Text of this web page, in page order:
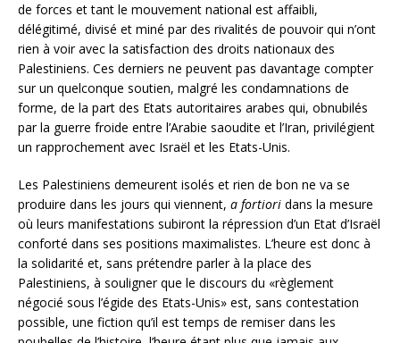
de forces et tant le mouvement national est affaibli,
délégitimé, divisé et miné par des rivalités de pouvoir qui n’ont
rien à voir avec la satisfaction des droits nationaux des
Palestiniens. Ces derniers ne peuvent pas davantage compter
sur un quelconque soutien, malgré les condamnations de
forme, de la part des Etats autoritaires arabes qui, obnubilés
par la guerre froide entre l’Arabie saoudite et l’Iran, privilégient
un rapprochement avec Israël et les Etats-Unis.
Les Palestiniens demeurent isolés et rien de bon ne va se
produire dans les jours qui viennent, a fortiori dans la mesure
où leurs manifestations subiront la répression d’un Etat d’Israël
conforté dans ses positions maximalistes. L’heure est donc à
la solidarité et, sans prétendre parler à la place des
Palestiniens, à souligner que le discours du «règlement
négocié sous l’égide des Etats-Unis» est, sans contestation
possible, une fiction qu’il est temps de remiser dans les